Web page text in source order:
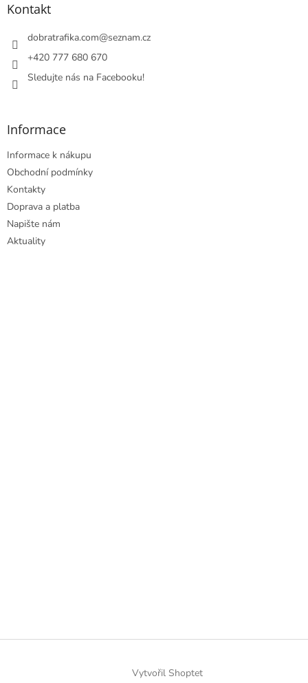
Kontakt
dobratrafika.com@seznam.cz
+420 777 680 670
Sledujte nás na Facebooku!
Informace
Informace k nákupu
Obchodní podmínky
Kontakty
Doprava a platba
Napište nám
Aktuality
Vytvořil Shoptet